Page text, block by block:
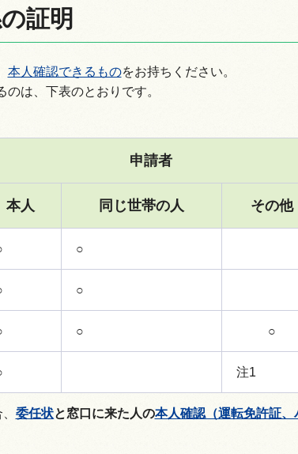
証明
本人確認できるものをお持ちください。
は、下表のとおりです。
申請者
本人
同じ世帯の人 その他
○
○
○ ○
注1
委任状と窓口に来た人の本人確認（運転免許証、